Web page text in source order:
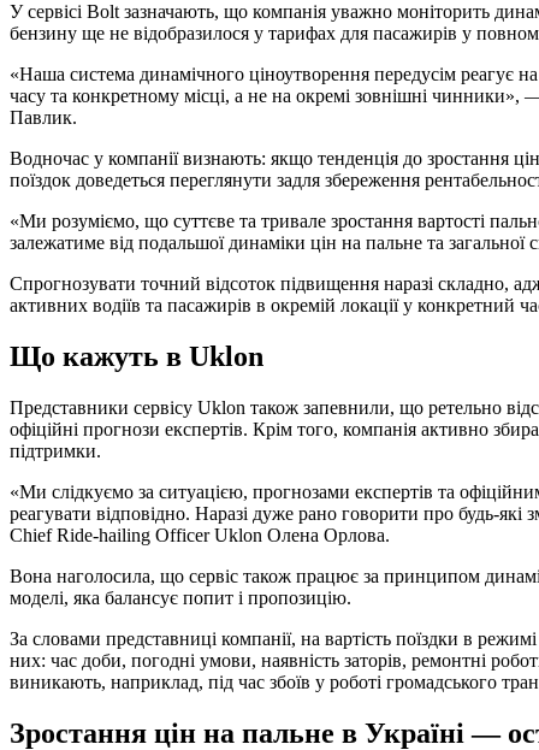
У сервісі Bolt зазначають, що компанія уважно моніторить
бензину ще не відобразилося у тарифах для пасажирів у
«Наша система динамічного ціноутворення передусім реагує
часу та конкретному місці, а не на окремі зовнішні
Павлик.
Водночас у компанії визнають: якщо тенденція до зростання
поїздок доведеться переглянути задля збереження
«Ми розуміємо, що суттєве та тривале зростання вартості
залежатиме від подальшої динаміки цін на пальне та
Спрогнозувати точний відсоток підвищення наразі складно,
активних водіїв та пасажирів в окремій локації у конкретний
Що кажуть в Uklon
Представники сервісу Uklon також запевнили, що ретельно
офіційні прогнози експертів. Крім того, компанія активно
підтримки.
«Ми слідкуємо за ситуацією, прогнозами експертів та
реагувати відповідно. Наразі дуже рано говорити про будь-які
Chief Ride-hailing Officer Uklon Олена Орлова.
Вона наголосила, що сервіс також працює за принципом
моделі, яка балансує попит і пропозицію.
За словами представниці компанії, на вартість поїздки в
них: час доби, погодні умови, наявність заторів, ремонтні
виникають, наприклад, під час збоїв у роботі громадського
Зростання цін на пальне в Україні —